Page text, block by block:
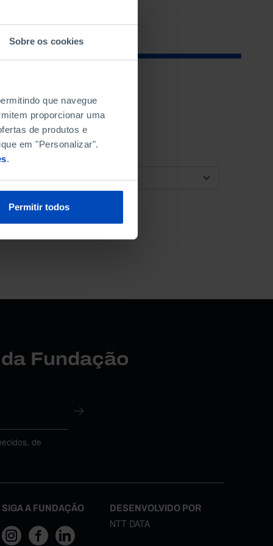
Sobre os cookies
que navegue
proporcionar uma
de produtos e
em "Personalizar".
.
Permitir todos
ORDENAR POR
Fundação
de
SIGA A FUNDAÇÃO DESENVOLVIDO POR
NTT DATA